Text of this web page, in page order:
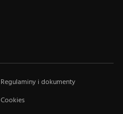
Regulaminy i dokumenty
Cookies